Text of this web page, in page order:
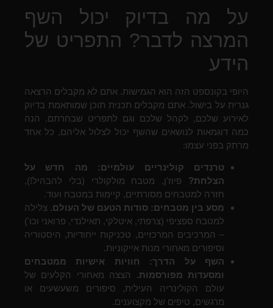
על מה בדיוק יכול השף
המרצה לדבר? התפריט של
הידע
היופי בקונספט הזה הוא הגמישות. אתם לא מקבלים הרצאה
גנרית על בישול. אתם מקבלים תכנית תוכן שמותאמת בדיוק
לאירוע שלכם, לקהל שלכם וגם לתפריט שבחרתם. הנה
כמה דוגמאות לנושאים שהשף יכול לצלול אליהם, כל אחד
מרתק בפני עצמו:
טרנדים קולינריים עולמיים: מה חדש על
הצלחת? פיוז'ן, מטבח מולקולרי (בלי להבהיל!),
חזרה למטבחים מסורתיים, קיימות במטבח ועוד.
מסע בין מטבחים: סודות הטעם של העולם. צלילה
למטבח ספציפי (צרפתי, איטלקי, תאילנדי, פרואני וכו')
– המרכיבים המרכזיים, טכניקות ייחודיות, היסטוריה
וסיפורים מאחורי מנות אייקוניות.
השף על הדרך: חוויות אישיות ממטבחים
ומסעדות מפורסמות. הצצה מאחורי הקלעים של
עולם הקולינריה העילית, סיפורים משעשעים או
מרגשים, טיפים של מקצוענים.